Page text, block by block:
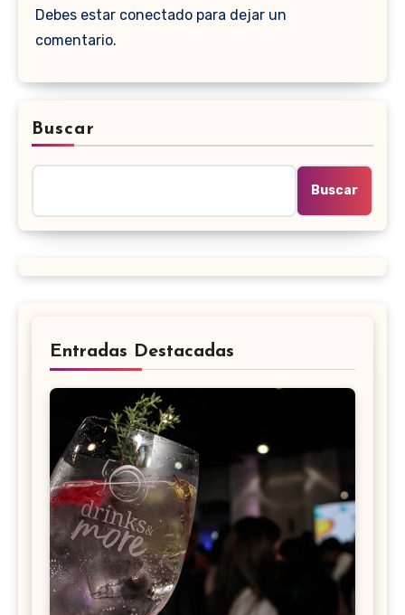
Debes estar conectado para dejar un
comentario.
Buscar
Buscar
Entradas Destacadas